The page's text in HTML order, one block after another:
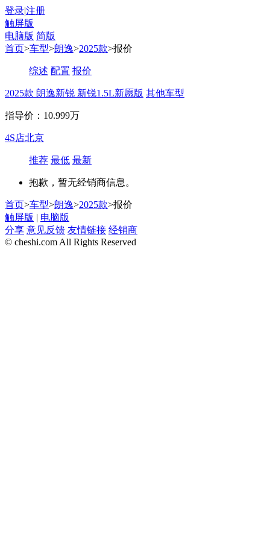
登录|注册
触屏版
电脑版 简版
首页>车型>朗逸>2025款>报价
综述 配置 报价
2025款 朗逸新锐 新锐1.5L新愿版 其他车型
指导价：10.999万
4S店北京
推荐 最低 最新
抱歉，暂无经销商信息。
首页>车型>朗逸>2025款>报价
触屏版 | 电脑版
分享 意见反馈 友情链接 经销商
© cheshi.com All Rights Reserved